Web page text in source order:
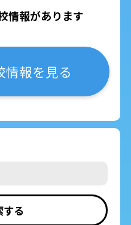
情報があります
情報を見る
する